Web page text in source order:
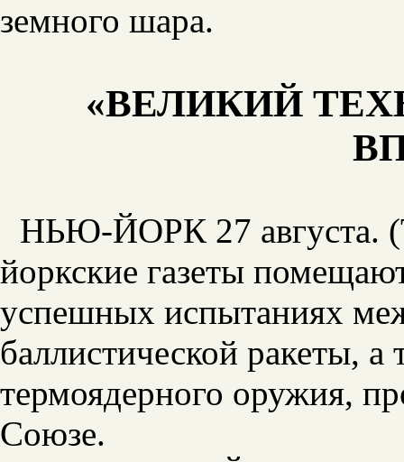
земного шара.
«ВЕЛИКИЙ
НЬЮ-ЙОРК 27 августа.
йоркские газеты
успешных испытаниях
баллистической ракеты,
термоядерного оружия,
Союзе.